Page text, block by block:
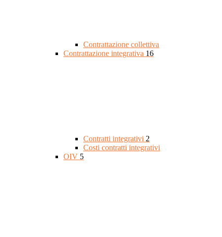
Contrattazione collettiva
Contrattazione integrativa 16
Contratti integrativi 2
Costi contratti integrativi
OIV 5